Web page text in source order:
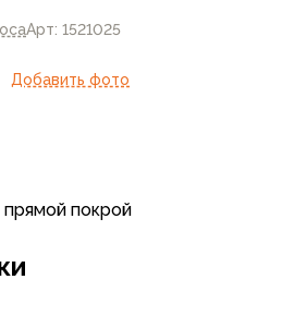
Арт: 1521025
Добавить фото
прямой покрой